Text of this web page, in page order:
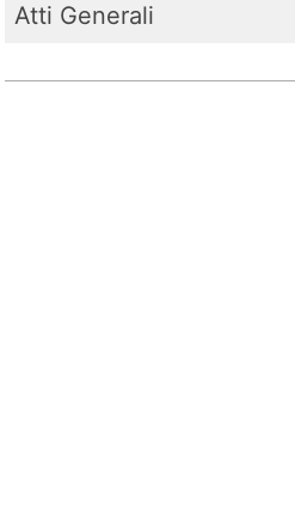
Atti Generali